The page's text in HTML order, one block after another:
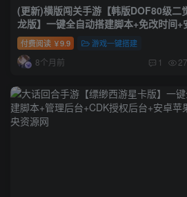
(更新)横版闯关手游【韩版DOF80级二
龙版】一键全自动搭建脚本+免改时间+
器无需热更地址+完整热更+CDK授权后
苹果双端
付费阅读 ￥9.9 游戏一键搭建
8个月前 1